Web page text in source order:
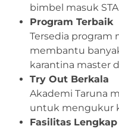
bimbel masuk
Program Terbaik
Tersedia program
membantu
karantina master
Try Out Berkala
Akademi Taruna
untuk mengukur
Fasilitas Lengkap